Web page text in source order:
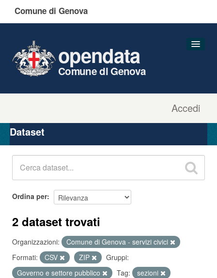
Comune di Genova
Accedi
opendata
Comune di Genova
Organizzazioni
Gruppi
Dataset
Ordina per
2 dataset trovati
Organizzazioni:
Comune di Genova - servizi civici
Formati:
CSV ZIP
Gruppi:
Governo e settore pubblico
Tag:
sezioni